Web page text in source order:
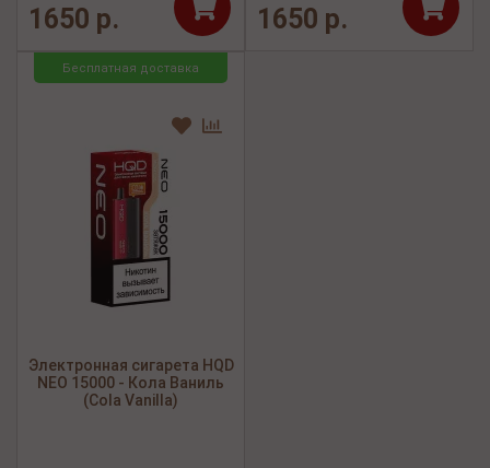
1650 р. 1650 р.
Бесплатная доставка
Электронная сигарета HQD
NEO 15000 - Кола Ваниль
(Cola Vanilla)